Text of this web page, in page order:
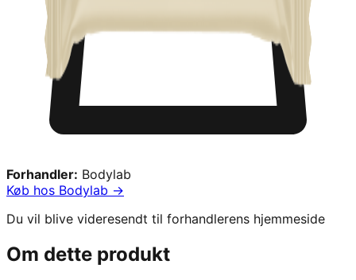
Forhandler: Bodylab
Køb hos Bodylab →
Du vil blive videresendt til forhandlerens hjemmeside
Om dette produkt